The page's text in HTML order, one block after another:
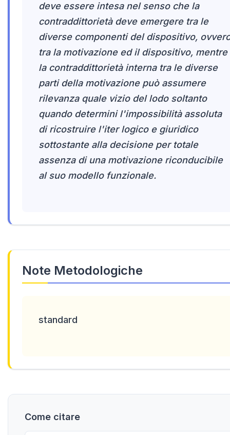
deve essere intesa nel senso che la
contraddittorietà deve emergere tra le
diverse componenti del dispositivo,
tra la motivazione ed il dispositivo, mentre
la contraddittorietà interna tra le diverse
parti della motivazione può assumere
rilevanza quale vizio del lodo soltanto
quando determini l'impossibilità assoluta
di ricostruire l'iter logico e giuridico
sottostante alla decisione per totale
assenza di una motivazione riconducibile
al suo modello funzionale.
Note Metodologiche
standard
Come citare